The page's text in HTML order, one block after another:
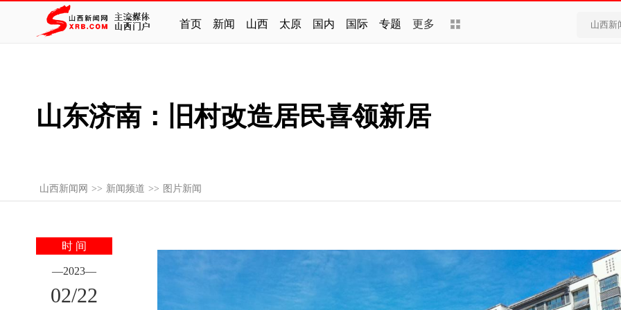
首页 新闻 山西 太原 国内 国际 专题 更多
山东济南：旧村改造居民喜领新居
山西新闻网 >> 新闻频道 >> 图片新闻
时 间
—2023—
02/22